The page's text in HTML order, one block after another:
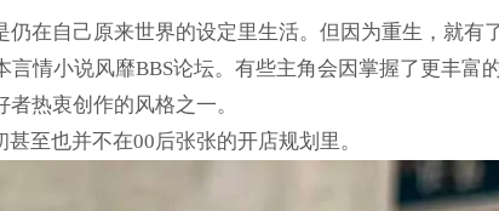
在自己原来世界的设定里生活。但因为重生，就有
情小说风靡BBS论坛。有些主角会因掌握了更丰富
热衷创作的风格之一。
至也并不在00后张张的开店规划里。